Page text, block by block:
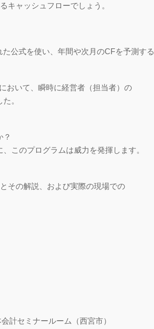
キャッシュフローでしょう。
公式を使い、年間や次月のCFを予測する
おいて、瞬時に経営者（担当者）の
。
？
このプログラムは威力を発揮します。
その解説、および実際の現場での
計セミナールーム（西宮市）